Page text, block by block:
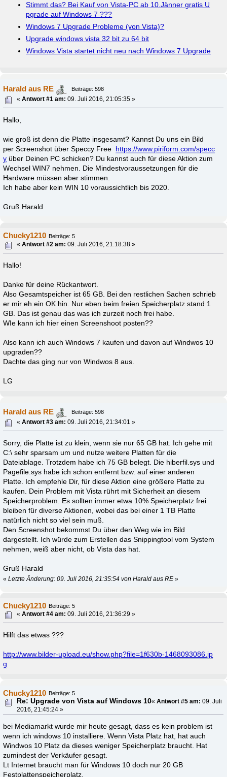
Stimmt das? Bei Kauf von Vista-PC ab 10.Jänner gratis U
pgrade auf Windows 7 ???
Windows 7 Upgrade Probleme (von Vista)?
Upgrade windows vista 32 bit zu 64 bit
Windows Vista startet nicht neu nach Windows 7 Upgrade
Harald aus RE
Beiträge: 598
«Antwort #1 am: 09. Juli 2016, 21:05:35 »
Hallo,
wie groß ist denn die Platte insgesamt? Kannst Du uns ein Bild
per Screenshot über Speccy Free
https://www.piriform.com/specc
y über Deinen PC schicken? Du kannst auch für diese Aktion zum
Wechsel WIN7 nehmen. Die Mindestvoraussetzungen für die
Hardware müssen aber stimmen.
Ich habe aber kein WIN 10 voraussichtlich bis 2020.
Gruß Harald
Chucky1210 Beiträge: 5
«Antwort #2 am: 09. Juli 2016, 21:18:38 »
Hallo!
Danke für deine Rückantwort.
Also Gesamtspeicher ist 65 GB. Bei den restlichen Sachen schrieb
er mir eh ein OK hin. Nur eben beim freien Speicherplatz stand 1
GB. Das ist genau das was ich zurzeit noch frei habe.
WIe kann ich hier einen Screenshoot posten??
Also kann ich auch Windows 7 kaufen und davon auf Windwos 10
upgraden??
Dachte das ging nur von Windwos 8 aus.
LG
Harald aus RE
Beiträge: 598
«Antwort #3 am: 09. Juli 2016, 21:34:01 »
Sorry, die Platte ist zu klein, wenn sie nur 65 GB hat. Ich gehe mit
C:\ sehr sparsam um und nutze weitere Platten für die
Dateiablage. Trotzdem habe ich 75 GB belegt. Die hiberfil.sys und
Pagefile.sys habe ich schon entfernt bzw. auf einer anderen
Platte. Ich empfehle Dir, für diese Aktion eine größere Platte zu
kaufen. Dein Problem mit Vista rührt mit Sicherheit an diesem
Speicherproblem. Es sollten immer etwa 10% Speicherplatz frei
bleiben für diverse Aktionen, wobei das bei einer 1 TB Platte
natürlich nicht so viel sein muß.
Den Screenshot bekommst Du über den Weg wie im Bild
dargestellt. Ich würde zum Erstellen das Snippingtool vom System
nehmen, weiß aber nicht, ob Vista das hat.
Gruß Harald
«Letzte Änderung: 09. Juli 2016, 21:35:54 von Harald aus RE »
Chucky1210 Beiträge: 5
«Antwort #4 am: 09. Juli 2016, 21:36:29 »
Hilft das etwas ???
http://www.bilder-upload.eu/show.php?file=1f630b-1468093086.jp
g
Chucky1210 Beiträge: 5
Re: Upgrade von Vista auf Windows 10«Antwort #5 am: 09. Juli
2016, 21:45:24 »
bei Mediamarkt wurde mir heute gesagt, dass es kein problem ist
wenn ich windows 10 installiere. Wenn Vista Platz hat, hat auch
Windwos 10 Platz da dieses weniger Speicherplatz braucht. Hat
zumindest der Verkäufer gesagt.
Lt Internet braucht man für Windows 10 doch nur 20 GB
Festplattenspeicherplatz.